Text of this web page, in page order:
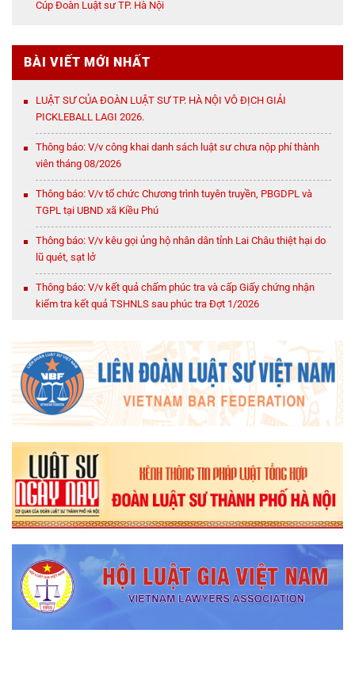
Cúp Đoàn Luật sư TP. Hà Nội
BÀI VIẾT MỚI NHẤT
LUẬT SƯ CỦA ĐOÀN LUẬT SƯ TP. HÀ NỘI VÔ ĐỊCH GIẢI
PICKLEBALL LAGI 2026.
Thông báo: V/v công khai danh sách luật sư chưa nộp phí thành
viên tháng 08/2026
Thông báo: V/v tổ chức Chương trình tuyên truyền, PBGDPL và
TGPL tại UBND xã Kiều Phú
Thông báo: V/v kêu gọi ủng hộ nhân dân tỉnh Lai Châu thiệt hại do
lũ quét, sạt lở
Thông báo: V/v kết quả chấm phúc tra và cấp Giấy chứng nhận
kiểm tra kết quả TSHNLS sau phúc tra Đợt 1/2026